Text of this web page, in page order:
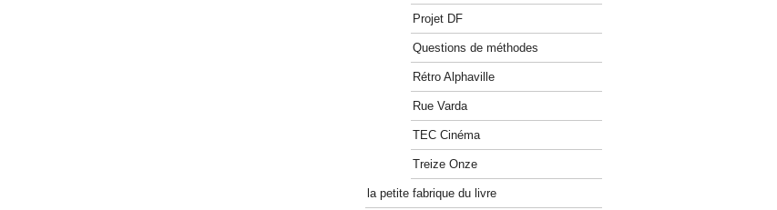
Projet DF
Questions de méthodes
Rétro Alphaville
Rue Varda
TEC Cinéma
Treize Onze
la petite fabrique du livre